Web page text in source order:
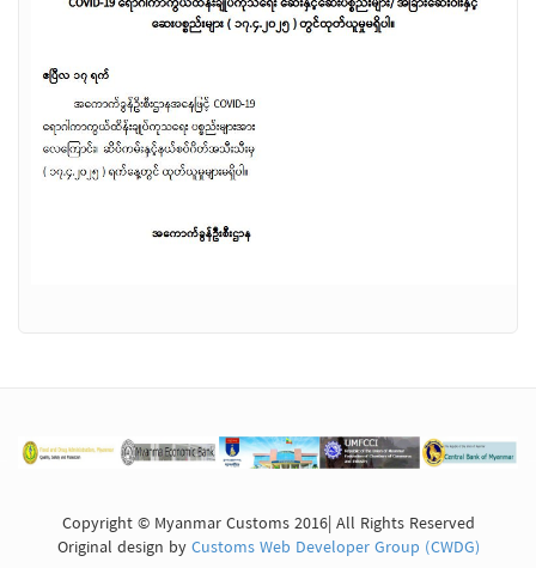
Copyright © Myanmar Customs 2016| All Rights Reserved
Original design byCustoms Web Developer Group (CWDG)